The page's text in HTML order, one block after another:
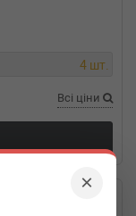
×
4 шт.
Всі ціни